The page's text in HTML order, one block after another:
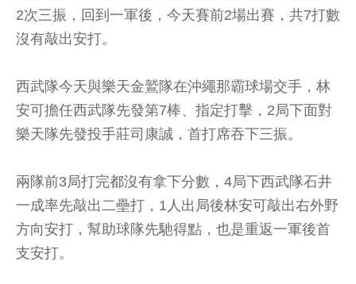
2次三振，回到一軍後，今天賽前2場出賽，共7打數
沒有敲出安打。
西武隊今天與樂天金鷲隊在沖繩那霸球場交手，林
安可擔任西武隊先發第7棒、指定打擊，2局下面對
樂天隊先發投手莊司康誠，首打席吞下三振。
兩隊前3局打完都沒有拿下分數，4局下西武隊石井
一成率先敲出二壘打，1人出局後林安可敲出右外野
方向安打，幫助球隊先馳得點，也是重返一軍後首
支安打。